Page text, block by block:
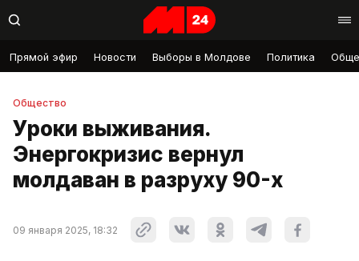
Прямой эфир Новости Выборы в Молдове Политика
Общество
Уроки выживания.
Энергокризис вернул
молдаван в разруху 90-х
09 января 2025, 18:32